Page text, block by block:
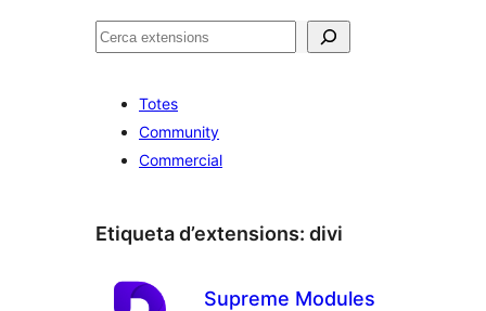
Cerca
Totes
Community
Commercial
Etiqueta d’extensions: divi
Supreme Modules